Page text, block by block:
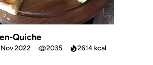
Quiche
2022 2035 2614 kcal